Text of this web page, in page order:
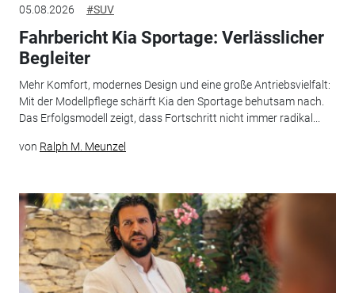
05.08.2026 #SUV
Fahrbericht Kia Sportage: Verlässlicher
Begleiter
Mehr Komfort, modernes Design und eine große Antriebsvielfalt:
Mit der Modellpflege schärft Kia den Sportage behutsam nach.
Das Erfolgsmodell zeigt, dass Fortschritt nicht immer radikal...
von Ralph M. Meunzel